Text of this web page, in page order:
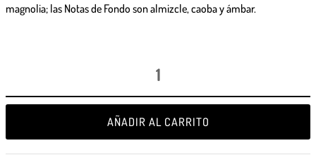
magnolia; las Notas de Fondo son almizcle, caoba y ámbar.
AÑADIR AL CARRITO